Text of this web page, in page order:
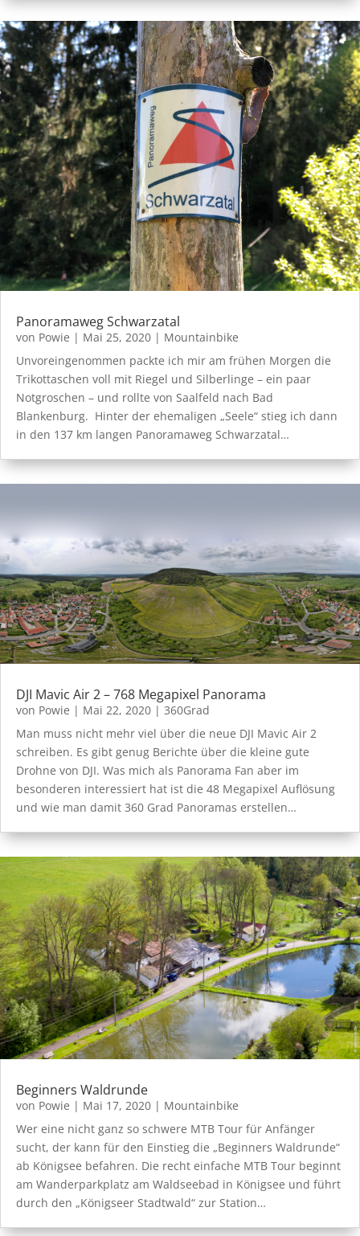
Panoramaweg Schwarzatal
von Powie | Mai 25, 2020 | Mountainbike
Unvoreingenommen packte ich mir am frühen Morgen die
Trikottaschen voll mit Riegel und Silberlinge – ein paar
Notgroschen – und rollte von Saalfeld nach Bad
Blankenburg. Hinter der ehemaligen „Seele“ stieg ich dann
in den 137 km langen Panoramaweg Schwarzatal…
DJI Mavic Air 2 – 768 Megapixel Panorama
von Powie | Mai 22, 2020 | 360Grad
Man muss nicht mehr viel über die neue DJI Mavic Air 2
schreiben. Es gibt genug Berichte über die kleine gute
Drohne von DJI. Was mich als Panorama Fan aber im
besonderen interessiert hat ist die 48 Megapixel Auflösung
und wie man damit 360 Grad Panoramas erstellen…
Beginners Waldrunde
von Powie | Mai 17, 2020 | Mountainbike
Wer eine nicht ganz so schwere MTB Tour für Anfänger
sucht, der kann für den Einstieg die „Beginners Waldrunde“
ab Königsee befahren. Die recht einfache MTB Tour beginnt
am Wanderparkplatz am Waldseebad in Königsee und führt
durch den „Königseer Stadtwald“ zur Station…